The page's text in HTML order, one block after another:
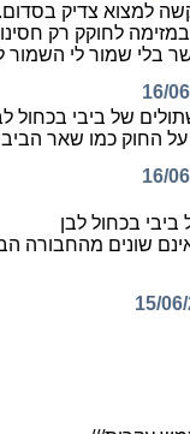
קשה למצוא צדיק
לחוקק רק
בלי שמור לי השמור
16/
של ביבי בכחול
החוק כמו שאר
16/
ביבי בכחול לבן
שונים מהחבורה
15/